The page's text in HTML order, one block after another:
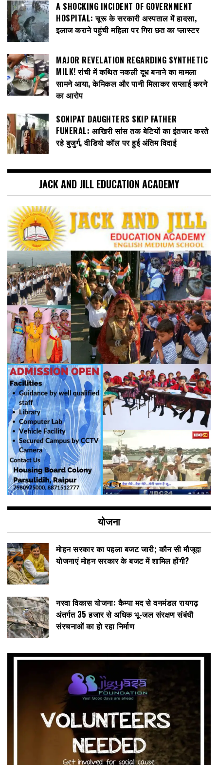
A SHOCKING INCIDENT OF GOVERNMENT
HOSPITAL: चूरू के सरकारी अस्पताल में हादसा,
इलाज कराने पहुंची महिला पर गिरा छत का प्लास्टर
MAJOR REVELATION REGARDING SYNTHETIC
MILK! रांची में कथित नकली दूध बनाने का मामला
सामने आया, केमिकल और पानी मिलाकर सप्लाई करने
का आरोप
SONIPAT DAUGHTERS SKIP FATHER
FUNERAL: आखिरी सांस तक बेटियों का इंतजार करते
रहे बुजुर्ग, वीडियो कॉल पर हुई अंतिम विदाई
JACK AND JILL EDUCATION ACADEMY
योजना
मोहन सरकार का पहला बजट जारी; कौन सी मौजूदा
योजनाएं मोहन सरकार के बजट में शामिल होंगी?
नरवा विकास योजना: कैम्पा मद से वनमंडल रायगढ़
अंतर्गत 35 हजार से अधिक भू-जल संरक्षण संबंधी
संरचनाओं का हो रहा निर्माण